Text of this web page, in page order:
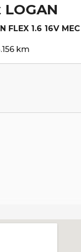
LOGAN
FLEX 1.6 16V MEC
km